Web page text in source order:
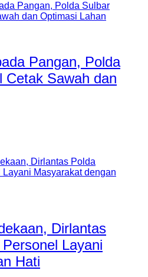
Pangan, Polda
Cetak Sawah dan
Dirlantas
Layani
Hati